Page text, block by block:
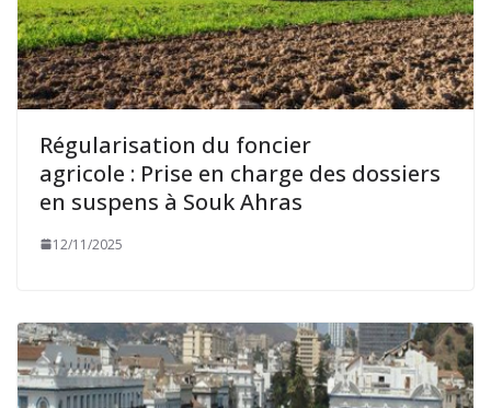
Régularisation du foncier
agricole : Prise en charge des dossiers
en suspens à Souk Ahras
12/11/2025